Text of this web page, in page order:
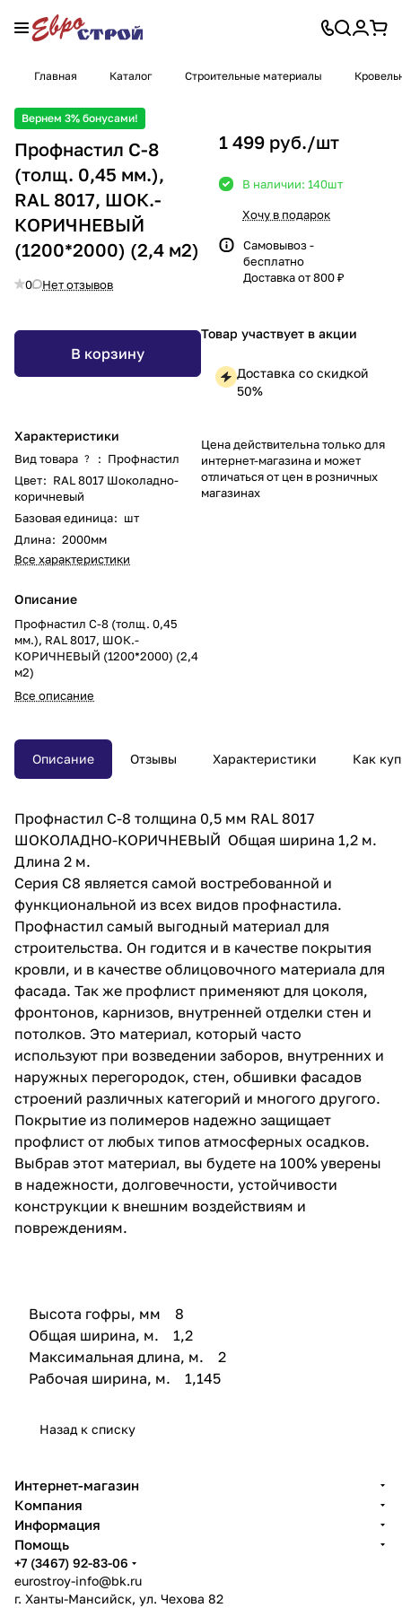
Главная Каталог Строительные материалы
Вернем 3% бонусами!
Профнастил С-8
(толщ. 0,45 мм.),
RAL 8017, ШОК.-
КОРИЧНЕВЫЙ
(1200*2000) (2,4 м2)
0 Нет отзывов
В корзину
Характеристики
Вид товара ? : Профнастил
Цвет: RAL 8017 Шоколадно-
коричневый
Базовая единица: шт
Длина: 2000мм
Все характеристики
Описание
Профнастил С-8 (толщ. 0,45
мм.), RAL 8017, ШОК.-
КОРИЧНЕВЫЙ (1200*2000) (2,4
м2)
Все описание
1 499 руб./шт
В наличии: 140шт
Хочу в подарок
Самовывоз -
бесплатно
Доставка от 800 ₽
Товар участвует в акции
Доставка со скидкой
50%
Цена действительна только для
интернет-магазина и может
отличаться от цен в розничных
магазинах
Описание Отзывы Характеристики Как
Профнастил С-8 толщина 0,5 мм RAL 8017
ШОКОЛАДНО-КОРИЧНЕВЫЙ Общая ширина 1,2 м.
Длина 2 м.
Серия С8 является самой востребованной и
функциональной из всех видов профнастила.
Профнастил самый выгодный материал для
строительства. Он годится и в качестве покрытия
кровли, и в качестве облицовочного материала для
фасада. Так же профлист применяют для цоколя,
фронтонов, карнизов, внутренней отделки стен и
потолков. Это материал, который часто
используют при возведении заборов, внутренних и
наружных перегородок, стен, обшивки фасадов
строений различных категорий и многого другого.
Покрытие из полимеров надежно защищает
профлист от любых типов атмосферных осадков.
Выбрав этот материал, вы будете на 100% уверены
в надежности, долговечности, устойчивости
конструкции к внешним воздействиям и
повреждениям.
Высота гофры, мм 8
Общая ширина, м. 1,2
Максимальная длина, м. 2
Рабочая ширина, м. 1,145
Назад к списку
Интернет-магазин
Компания
Информация
Помощь
+7 (3467) 92-83-06
eurostroy-info@bk.ru
г. Ханты-Мансийск, ул. Чехова 82